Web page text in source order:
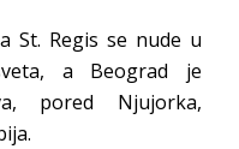
St. Regis se nude u
a Beograd je
pored Njujorka,